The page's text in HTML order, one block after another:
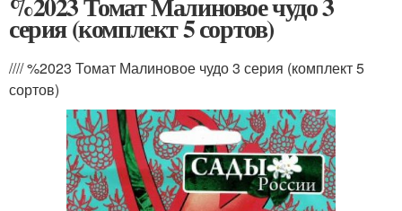
серия (комплект 5 сортов)
//// %2023 Томат Малиновое чудо 3 серия (комплект 5
сортов)